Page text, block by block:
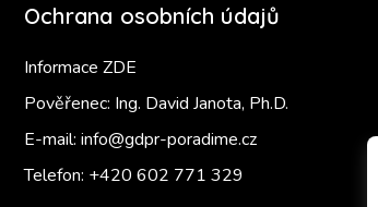
Ochrana osobních údajů
Informace ZDE
Pověřenec: Ing. David Janota, Ph.D.
E-mail: info@gdpr-poradime.cz
Telefon: +420 602 771 329